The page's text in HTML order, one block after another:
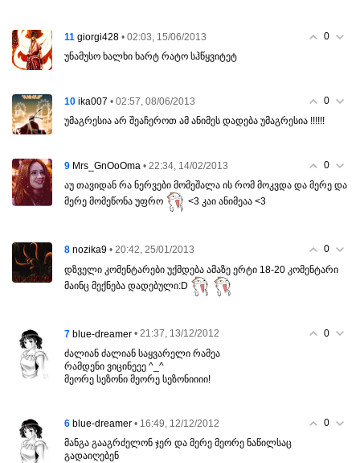
0
11 giorgi428 • 02:03, 15/06/2013
უნამუსო ხალხი ხარტ რატო სჰწყვიტეტ
0
10 ika007 • 02:57, 08/06/2013
უმაგრესია არ შეაჩეროთ ამ ანიმეს დადება უმაგრესია !!!!!!
0
9 Mrs_GnOoOma • 22:34, 14/02/2013
აუ თავიდან რა ნერვები მომეშალა ის რომ მოკვდა და მერე და
მერე მომეწონა უფრო
<3 კაი ანიმეაა <3
0
8 nozika9 • 20:42, 25/01/2013
დზველი კომენტარები უქმდება ამაზე ერტი 18-20 კომენტარი
მაინც მექნება დადებული:D
0
7 blue-dreamer • 21:37, 13/12/2012
ძალიან ძალიან საყვარელი რამეა
რამდენი ვიცინეეე ^_^
მეორე სეზონი მეორე სეზონიიიი!
0
6 blue-dreamer • 16:49, 12/12/2012
მანგა გააგრძელონ ჯერ და მერე მეორე ნაწილსაც
გადაიღებენ